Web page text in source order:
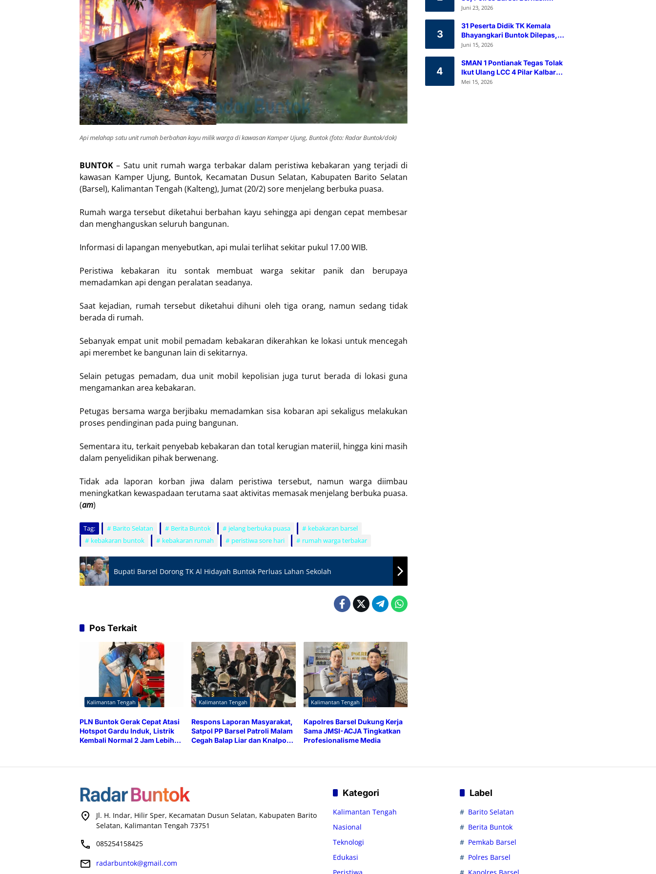
Api melahap satu unit rumah berbahan kayu milik warga di kawasan Kamper Ujung, Buntok (foto: Radar Buntok/dok)
BUNTOK – Satu unit rumah warga terbakar dalam peristiwa kebakaran yang terjadi di
kawasan Kamper Ujung, Buntok, Kecamatan Dusun Selatan, Kabupaten Barito Selatan
(Barsel), Kalimantan Tengah (Kalteng), Jumat (20/2) sore menjelang berbuka puasa.
Rumah warga tersebut diketahui berbahan kayu sehingga api dengan cepat membesar
dan menghanguskan seluruh bangunan.
Informasi di lapangan menyebutkan, api mulai terlihat sekitar pukul 17.00 WIB.
Peristiwa kebakaran itu sontak membuat warga sekitar panik dan berupaya
memadamkan api dengan peralatan seadanya.
Saat kejadian, rumah tersebut diketahui dihuni oleh tiga orang, namun sedang tidak
berada di rumah.
Sebanyak empat unit mobil pemadam kebakaran dikerahkan ke lokasi untuk mencegah
api merembet ke bangunan lain di sekitarnya.
Selain petugas pemadam, dua unit mobil kepolisian juga turut berada di lokasi guna
mengamankan area kebakaran.
Petugas bersama warga berjibaku memadamkan sisa kobaran api sekaligus melakukan
proses pendinginan pada puing bangunan.
Sementara itu, terkait penyebab kebakaran dan total kerugian materiil, hingga kini masih
dalam penyelidikan pihak berwenang.
Tidak ada laporan korban jiwa dalam peristiwa tersebut, namun warga diimbau
meningkatkan kewaspadaan terutama saat aktivitas memasak menjelang berbuka puasa.
(am)
Tag: Barito Selatan Berita Buntok jelang berbuka puasa
kebakaran barsel
kebakaran buntok
kebakaran rumah peristiwa sore hari rumah warga terbakar
Bupati Barsel Dorong TK Al Hidayah Buntok Perluas Lahan Sekolah
Pos Terkait
Kalimantan Tengah
PLN Buntok Gerak Cepat Atasi
Hotspot Gardu Induk, Listrik
Kembali Normal 2 Jam Lebih
Kalimantan Tengah
Respons Laporan Masyarakat,
Satpol PP Barsel Patroli Malam
Cegah Balap Liar dan Knalpot
Kalimantan Tengah
Kapolres Barsel Dukung Kerja
Sama JMSI-ACJA Tingkatkan
Profesionalisme Media
Himpun 80 Kantong Darah
Juni 23, 2026
3
31 Peserta Didik TK Kemala
Bhayangkari Buntok Dilepas,
Kapolres Barsel Tekankan
Juni 15, 2026
4
SMAN 1 Pontianak Tegas Tolak
Ikut Ulang LCC 4 Pilar Kalbar
2026
Mei 15, 2026
Jl. H. Indar, Hilir Sper, Kecamatan Dusun Selatan, Kabupaten Barito
Selatan, Kalimantan Tengah 73751
085254158425
radarbuntok@gmail.com
Kategori
Kalimantan Tengah
Nasional
Teknologi
Edukasi
Label
Barito Selatan
Berita Buntok
Pemkab Barsel
Polres Barsel